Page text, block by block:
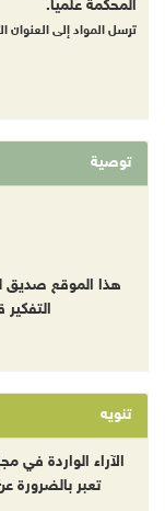
المحكّمة علمياً.
ترسل المواد إلى العنوان
توصية
هذا الموقع صديق
تنويه
الآراء الواردة في
تعبر بالضرورة